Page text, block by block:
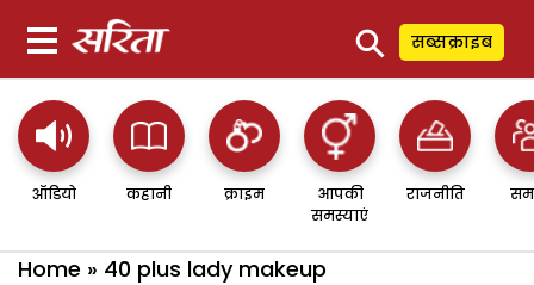
⚲ सब्सक्राइब
ऑडियो कहानी क्राइम
आपकी
समस्याएं
राजनीति
Home » 40 plus lady makeup